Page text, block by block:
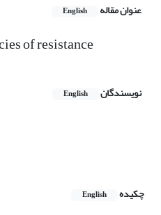
عنوان مقاله English
of resistance
نویسندگان English
چکیده
English